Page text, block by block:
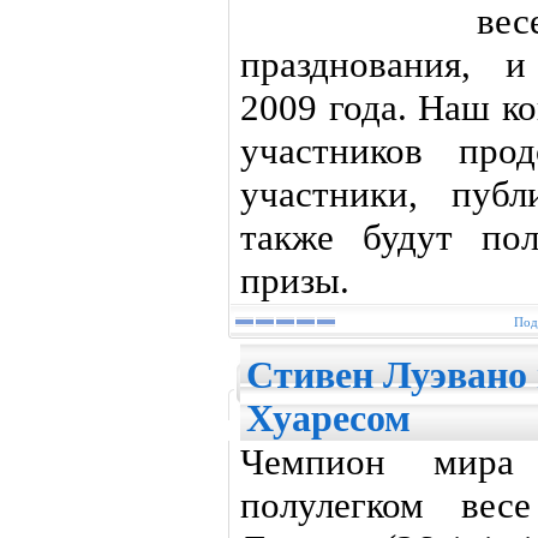
празднования,
2009 года. Наш
участников
участники,
также будут
призы.
Стивен Луэвано
Хуаресом
Чемпион
полулегком